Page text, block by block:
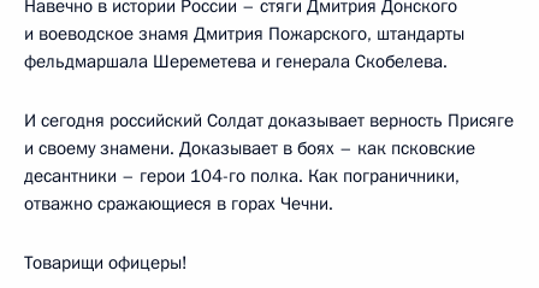
Навечно в истории России – стяги Дмитрия Донского
и воеводское знамя Дмитрия Пожарского, штандарты
фельдмаршала Шереметева и генерала Скобелева.
И сегодня российский Солдат доказывает верность Присяге
и своему знамени. Доказывает в боях – как псковские
десантники – герои 104-го полка. Как пограничники,
отважно сражающиеся в горах Чечни.
Товарищи офицеры!